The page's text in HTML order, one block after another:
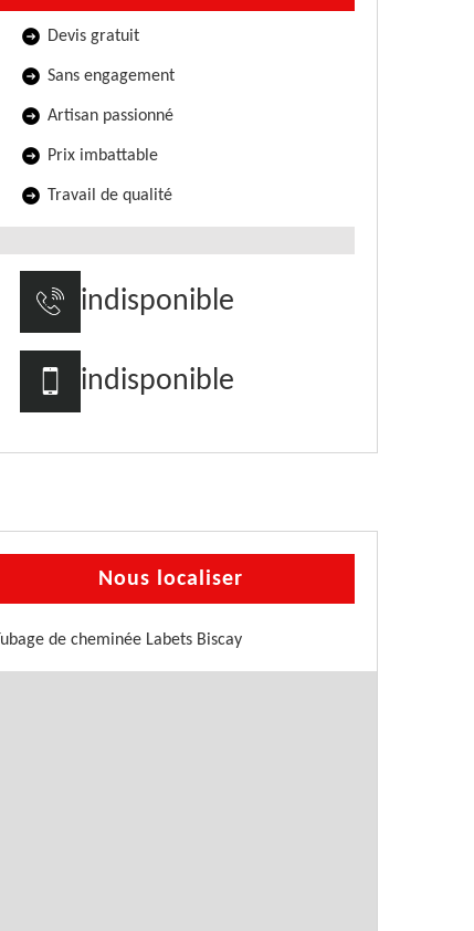
Devis gratuit
Sans engagement
Artisan passionné
Prix imbattable
Travail de qualité
indisponible
indisponible
Nous localiser
Tubage de cheminée Labets Biscay